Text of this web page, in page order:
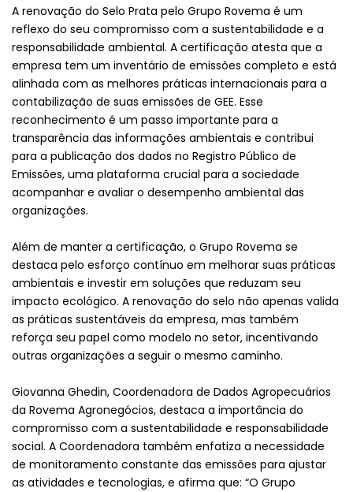
A renovação do Selo Prata pelo Grupo Rovema é um
reflexo do seu compromisso com a sustentabilidade e a
responsabilidade ambiental. A certificação atesta que a
empresa tem um inventário de emissões completo e está
alinhada com as melhores práticas internacionais para a
contabilização de suas emissões de GEE. Esse
reconhecimento é um passo importante para a
transparência das informações ambientais e contribui
para a publicação dos dados no Registro Público de
Emissões, uma plataforma crucial para a sociedade
acompanhar e avaliar o desempenho ambiental das
organizações.
Além de manter a certificação, o Grupo Rovema se
destaca pelo esforço contínuo em melhorar suas práticas
ambientais e investir em soluções que reduzam seu
impacto ecológico. A renovação do selo não apenas valida
as práticas sustentáveis da empresa, mas também
reforça seu papel como modelo no setor, incentivando
outras organizações a seguir o mesmo caminho.
Giovanna Ghedin, Coordenadora de Dados Agropecuários
da Rovema Agronegócios, destaca a importância do
compromisso com a sustentabilidade e responsabilidade
social. A Coordenadora também enfatiza a necessidade
de monitoramento constante das emissões para ajustar
as atividades e tecnologias, e afirma que: “O Grupo